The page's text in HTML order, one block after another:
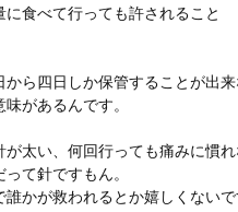
に食べて行っても許されること
ら四日しか保管することが出来
があるんです。
太い、何回行っても痛みに慣れ
て針ですもん。
かが救われるとか嬉しくないで